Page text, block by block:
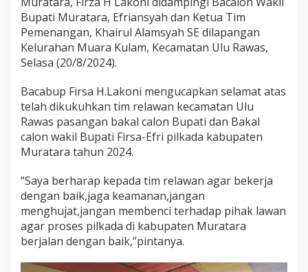
a
E
f
Bupati Muratara, Efriansyah dan Ketua Tim
Pemenangan, Khairul Alamsyah SE dilapangan
Kelurahan Muara Kulam, Kecamatan Ulu Rawas,
Selasa (20/8/2024).
Bacabup Firsa H.Lakoni mengucapkan selamat atas
telah dikukuhkan tim relawan kecamatan Ulu
Rawas pasangan bakal calon Bupati dan Bakal
calon wakil Bupati Firsa-Efri pilkada kabupaten
Muratara tahun 2024.
“Saya berharap kepada tim relawan agar bekerja
dengan baik,jaga keamanan,jangan
menghujat,jangan membenci terhadap pihak lawan
agar proses pilkada di kabupaten Muratara
berjalan dengan baik,”pintanya.